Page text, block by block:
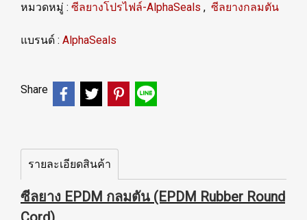
หมวดหมู่ : ซีลยางโปรไฟล์-AlphaSeals , ซีลยางกลมตัน
แบรนด์ : AlphaSeals
Share
รายละเอียดสินค้า
ซีลยาง EPDM กลมตัน (EPDM Rubber Round